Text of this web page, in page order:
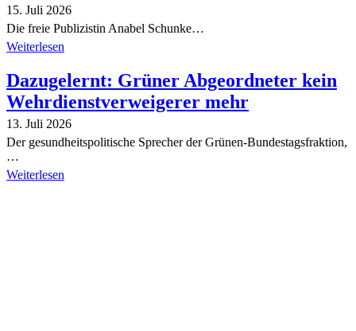
15. Juli 2026
Die freie Publizistin Anabel Schunke…
Weiterlesen
Dazugelernt: Grüner Abgeordneter kein
Wehrdienstverweigerer mehr
13. Juli 2026
Der gesundheitspolitische Sprecher der Grünen-Bundestagsfraktion,
…
Weiterlesen